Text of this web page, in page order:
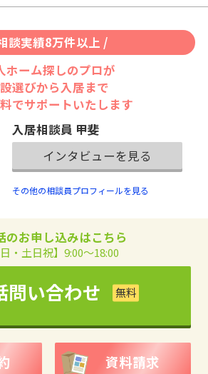
談実績8万件以上 /
ホーム探しのプロが
選びから入居まで
でサポートいたします
入居相談員 甲斐
インタビューを見る
その他の相談員プロフィールを見る
のお申し込みはこちら
日・土日祝】9:00～18:00
問い合わせ
資料請求